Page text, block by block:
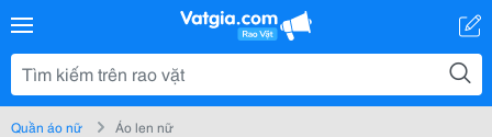
Quần áo nữ Áo len nữ